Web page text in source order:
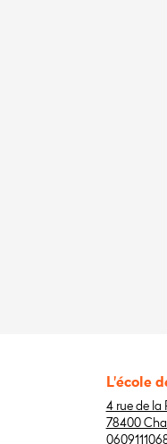
L'école
4 rue de la
78400